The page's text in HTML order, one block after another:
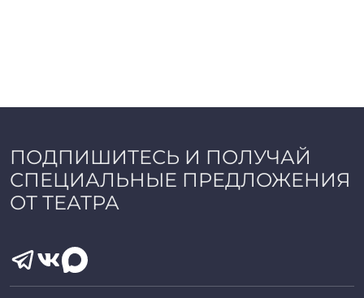
ПОДПИШИТЕСЬ И ПОЛУЧАЙ
СПЕЦИАЛЬНЫЕ ПРЕДЛОЖЕНИЯ
ОТ ТЕАТРА